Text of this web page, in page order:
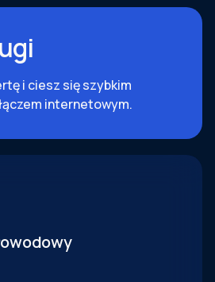
i ciesz się szybkim
internetowym.